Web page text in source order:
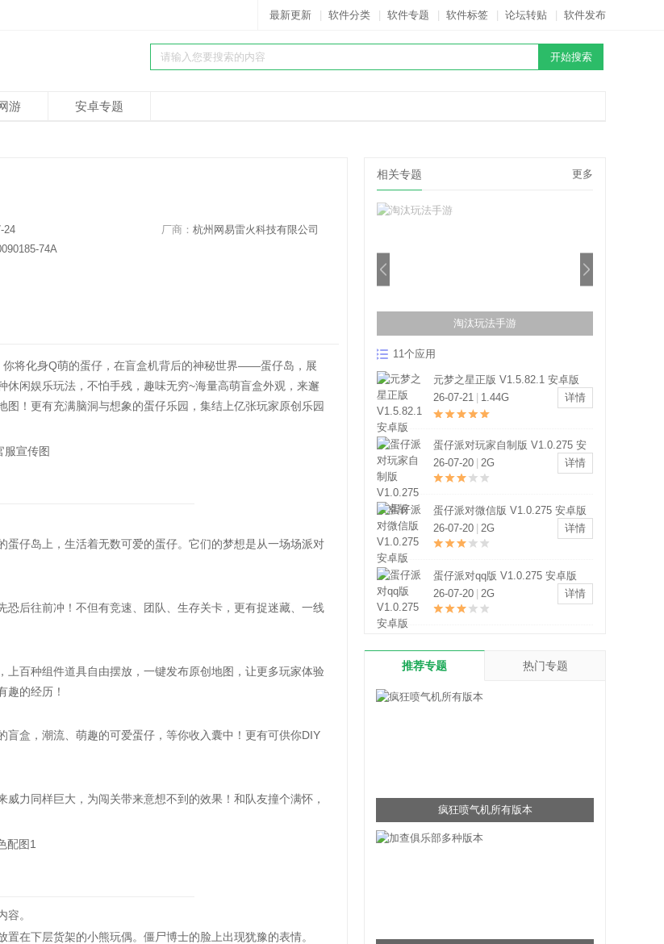
最新更新 软件分类 软件专题 软件标签 论坛转贴 软件发布
游 安卓专题
24 厂商： 杭州网易雷火科技有限公司
74A
将化身Q萌的蛋仔，在盲盒机背后的神秘世界——蛋仔岛，展
闲娱乐玩法，不怕手残，趣味无穷~海量高萌盲盒外观，来邂
！更有充满脑洞与想象的蛋仔乐园，集结上亿张玩家原创乐园
仔岛上，生活着无数可爱的蛋仔。它们的梦想是从一场场派对
后往前冲！不但有竞速、团队、生存关卡，更有捉迷藏、一线
百种组件道具自由摆放，一键发布原创地图，让更多玩家体验
趣的经历！
盒，潮流、萌趣的可爱蛋仔，等你收入囊中！更有可供你DIY
同样巨大，为闯关带来意想不到的效果！和队友撞个满怀，
。
下层货架的小熊玩偶。僵尸博士的脸上出现犹豫的表情。
相关专题 更多
淘汰玩法手游
11个应用
元梦之星正版 V1.5.82.1 安卓版
26-07-21
1.44G 详情
蛋仔派对玩家自制版 V1.0.275 安
卓版
26-07-20 2G 详情
蛋仔派对微信版 V1.0.275 安卓版
26-07-20 2G 详情
蛋仔派对qq版 V1.0.275 安卓版
26-07-20 2G 详情
推荐专题 热门专题
疯狂喷气机所有版本